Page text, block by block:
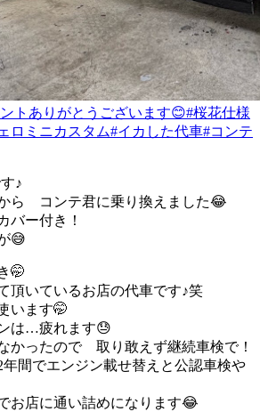
トありがとうございます😊#桜花仕様
ロミニカスタム#イカした代車#コンテ
♪
ら コンテ君に乗り換えました😂
ー付き！
😅
🤭
頂いているお店の代車です♪笑
います🤭
は…疲れます😓
かったので 取り敢えず継続車検で！
間でエンジン載せ替えと公認車検や
お店に通い詰めになります😂